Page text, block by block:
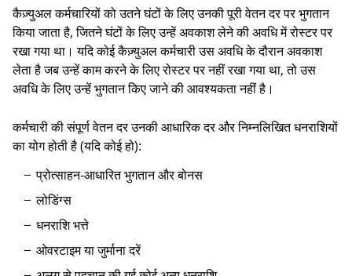
कैज़्युअल कर्मचारियों को उतने घंटों के लिए उनकी पूरी वेतन दर पर भुगतान
किया जाता है, जितने घंटों के लिए उन्हें अवकाश लेने की अवधि में रोस्टर पर
रखा गया था। यदि कोई कैज़्युअल कर्मचारी उस अवधि के दौरान अवकाश
लेता है जब उन्हें काम करने के लिए रोस्टर पर नहीं रखा गया था, तो उस
अवधि के लिए उन्हें भुगतान किए जाने की आवश्यकता नहीं है।
कर्मचारी की संपूर्ण वेतन दर उनकी आधारिक दर और निम्नलिखित धनराशियों
का योग होती है (यदि कोई हो):
प्रोत्साहन-आधारित भुगतान और बोनस
लोडिंग्स
धनराशि भत्ते
ओवरटाइम या जुर्माना दरें